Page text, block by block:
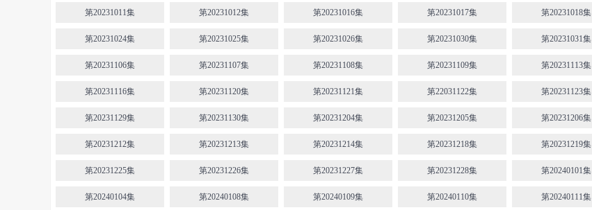
第20231011集 第20231012集 第20231016集 第20231017集 第20231018集
第20231024集 第20231025集 第20231026集 第20231030集 第20231031集
第20231106集 第20231107集 第20231108集 第20231109集 第20231113集
第20231116集 第20231120集 第20231121集 第22031122集 第20231123集
第20231129集 第20231130集 第20231204集 第20231205集 第20231206集
第20231212集 第20231213集 第20231214集 第20231218集 第20231219集
第20231225集 第20231226集 第20231227集 第20231228集 第20240101集
第20240104集 第20240108集 第20240109集 第20240110集 第20240111集